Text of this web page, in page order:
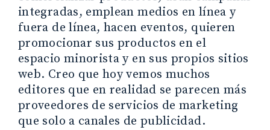
integradas, emplean medios en línea y
fuera de línea, hacen eventos, quieren
promocionar sus productos en el
espacio minorista y en sus propios sitios
web. Creo que hoy vemos muchos
editores que en realidad se parecen más
proveedores de servicios de marketing
que solo a canales de publicidad.